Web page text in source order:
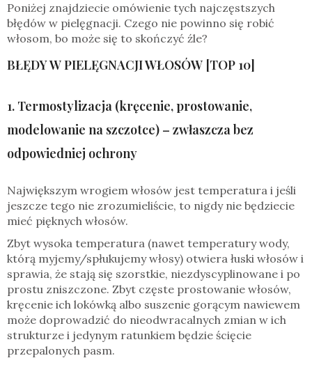
Poniżej znajdziecie omówienie tych najczęstszych
błędów w pielęgnacji. Czego nie powinno się robić
włosom, bo może się to skończyć źle?
BŁĘDY W PIELĘGNACJI WŁOSÓW [TOP 10]
1. Termostylizacja (kręcenie, prostowanie,
modelowanie na szczotce) – zwłaszcza bez
odpowiedniej ochrony
Największym wrogiem włosów jest temperatura i jeśli
jeszcze tego nie zrozumieliście, to nigdy nie będziecie
mieć pięknych włosów.
Zbyt wysoka temperatura (nawet temperatury wody,
którą myjemy/spłukujemy włosy) otwiera łuski włosów i
sprawia, że stają się szorstkie, niezdyscyplinowane i po
prostu zniszczone. Zbyt częste prostowanie włosów,
kręcenie ich lokówką albo suszenie gorącym nawiewem
może doprowadzić do nieodwracalnych zmian w ich
strukturze i jedynym ratunkiem będzie ścięcie
przepalonych pasm.